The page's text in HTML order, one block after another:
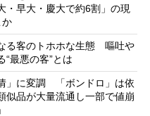
・早大・慶大で約6割」の現
る客のトホホな生態 嘔吐や
最悪の客”とは
」に変調 「ボンドロ」は依
似品が大量流通し一部で値崩